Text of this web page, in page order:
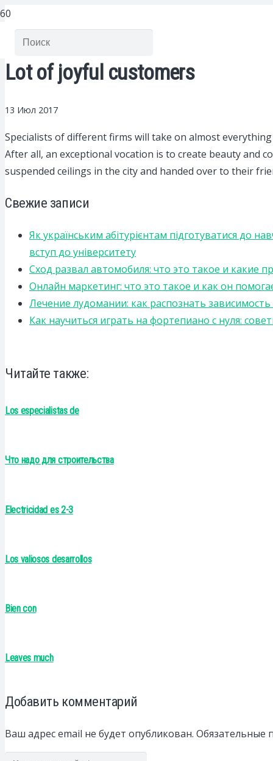
Lot of joyful customers
13 Июл 2017
Specialists of different firms will take on almost
After all, an exceptional vocation is to create beauty and
suspended ceilings in the city and handed over to their
Свежие записи
Як українським абітурієнтам підготуватися до
вступ до університету
Сход развал автомобиля: что это такое и какие
Онлайн маркетинг: что это такое и как он
Лечение лудомании: как распознать
Как научиться играть на фортепиано с нуля:
Читайте также:
Los especialistas de
Что надо для строительства
Electricidad es 2-3
Los valiosos desarrollos
Bien con
Leaves much
Добавить комментарий
Ваш адрес email не будет опубликован. Обязательные